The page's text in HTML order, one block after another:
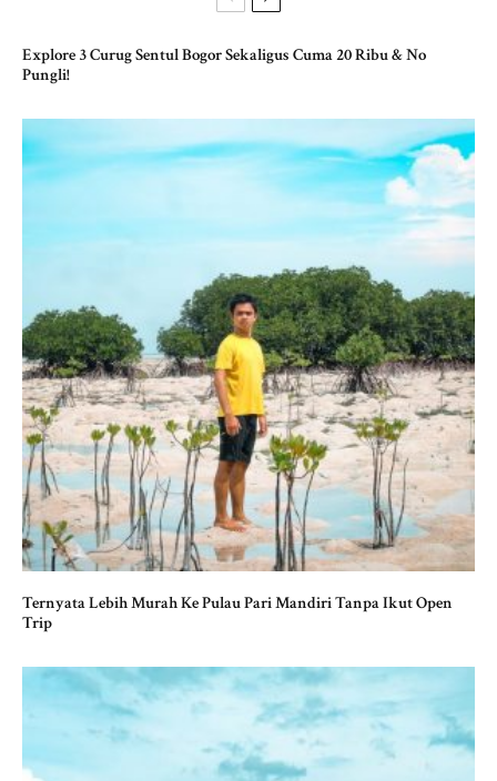
Explore 3 Curug Sentul Bogor Sekaligus Cuma 20 Ribu & No
Pungli!
Ternyata Lebih Murah Ke Pulau Pari Mandiri Tanpa Ikut Open
Trip